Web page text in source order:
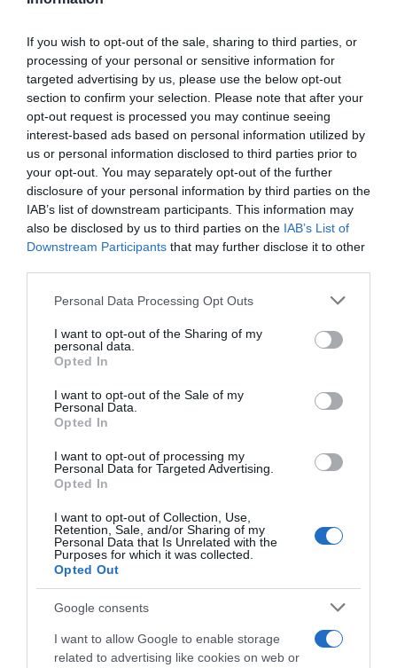
If you wish to opt-out of the sale, sharing to third parties, or
processing of your personal or sensitive information for
targeted advertising by us, please use the below opt-out
section to confirm your selection. Please note that after your
opt-out request is processed you may continue seeing
interest-based ads based on personal information utilized by
us or personal information disclosed to third parties prior to
your opt-out. You may separately opt-out of the further
disclosure of your personal information by third parties on the
IAB’s list of downstream participants. This information may
also be disclosed by us to third parties on the IAB’s List of
Downstream Participants that may further disclose it to other
Please note that this website/app uses one or more Google
not limited to your visit or usage behaviour. You may click to
grant or deny consent to Google and its third-party tags to
use your data for below specified purposes in below Google
consent section.
Personal Data Processing Opt Outs
I want to opt-out of the Sharing of my
personal data.
Opted In
I want to opt-out of the Sale of my
Personal Data.
Opted In
I want to opt-out of processing my
Personal Data for Targeted Advertising.
Opted In
I want to opt-out of Collection, Use,
Retention, Sale, and/or Sharing of my
Personal Data that Is Unrelated with the
Purposes for which it was collected.
Opted Out
Google consents
I want to allow Google to enable storage
related to advertising like cookies on web or
A túlzott cinkbevitel gátolja a réz felszívódását, ami
hosszú távon vérszegénységet és idegrendszeri
problémákat idézhet elő. Ha mindkettőt szükséges
szedni, az arányokat gondosan kell beállítani.
7. Kalcium és D-vitamin túlzott párosa
Bár a D-vitamin elősegíti a kalcium beépülését, ha
mindkettőt túl nagy mennyiségben fogyasztjuk, az a vér
kalciumszintjének veszélyes emelkedéséhez vezethet,
ami vesekövet vagy szívproblémát okozhat.
felszívódását. Ezért nem célszerű ész nélkül nagy dózisú
folsavat szedni.
Mi a tanulság?
A vitaminok önmagukban hasznosak, de csak akkor, ha
okosan és mértékkel alkalmazzuk őket. A legjobb, ha
mindig étkezéshez igazítva, és nem egyszerre
„marékszám” vesszük be a készítményeket. A
kombinációk megválasztásában sokat segíthet egy
orvos vagy dietetikus tanácsa.
Megosztás: Facebook Twitter Pinterest
Címkék: veszély,figyelem,vitaminok,mit mivel,
szedés
Korábbi bejegyzések Következő bejegyzés